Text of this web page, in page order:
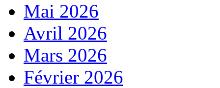
Mai 2026
Avril 2026
Mars 2026
Février 2026